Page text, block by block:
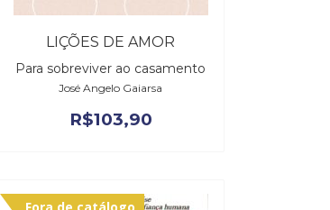
LIÇÕES DE AMOR
Para sobreviver ao casamento
José Angelo Gaiarsa
R$103,90